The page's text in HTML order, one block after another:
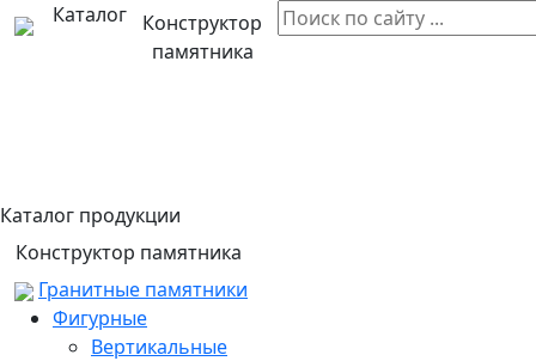
Каталог
Конструктор
памятника
Каталог продукции
Конструктор памятника
Гранитные памятники
Фигурные
Вертикальные